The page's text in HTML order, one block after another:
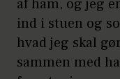
af ham, og jeg
ind i stuen og
hvad jeg skal
sammen med